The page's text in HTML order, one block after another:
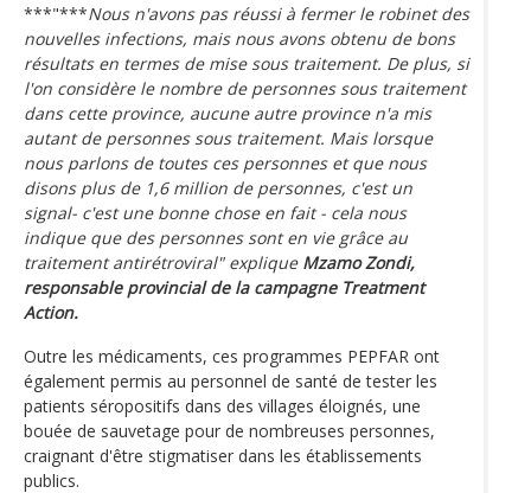
***"***Nous n'avons pas réussi à fermer le robinet des
nouvelles infections, mais nous avons obtenu de bons
résultats en termes de mise sous traitement. De plus, si
l'on considère le nombre de personnes sous traitement
dans cette province, aucune autre province n'a mis
autant de personnes sous traitement. Mais lorsque
nous parlons de toutes ces personnes et que nous
disons plus de 1,6 million de personnes, c'est un
signal- c'est une bonne chose en fait - cela nous
indique que des personnes sont en vie grâce au
traitement antirétroviral" explique Mzamo Zondi,
responsable provincial de la campagne Treatment
Action.
Outre les médicaments, ces programmes PEPFAR ont
également permis au personnel de santé de tester les
patients séropositifs dans des villages éloignés, une
bouée de sauvetage pour de nombreuses personnes,
craignant d'être stigmatiser dans les établissements
publics.